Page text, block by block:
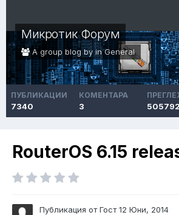
Микротик Форум
A group blog by inGeneral
ПУБЛИКАЦИИ
7340
КОМЕНТАРА
3 505792
RouterOS 6.15
Публикация от Гост12 Юни, 2014